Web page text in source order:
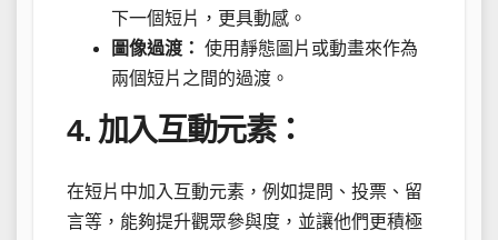
下一個短片，更具動感。
圖像過渡： 使用靜態圖片或動畫來作為
兩個短片之間的過渡。
4. 加入互動元素：
在短片中加入互動元素，例如提問、投票、留
言等，能夠提升觀眾參與度，並讓他們更積極